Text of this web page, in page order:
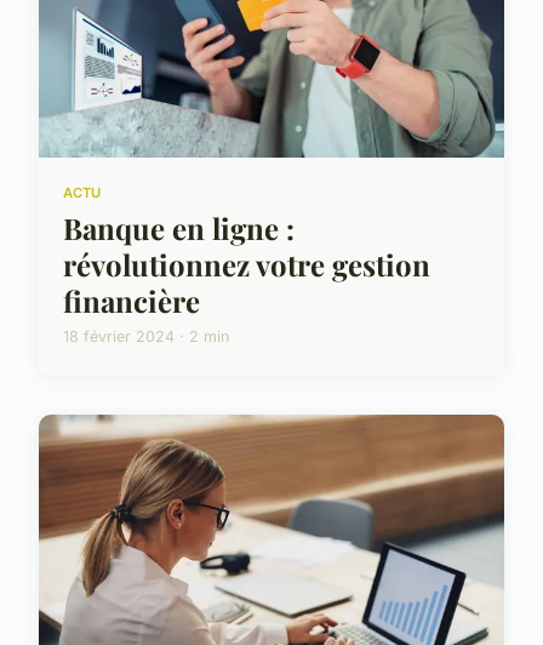
ACTU
Banque en ligne :
révolutionnez votre gestion
financière
18 février 2024 · 2 min